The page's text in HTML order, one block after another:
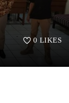
0 LIKES